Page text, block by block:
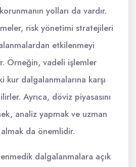
yolları da vardır.
risk yönetimi stratejileri
etkilenmeyi
Örneğin, vadeli işlemler
kur dalgalanmalarına karşı
Ayrıca, döviz piyasasını
analiz yapmak ve uzman
da önemlidir.
dalgalanmalara açık